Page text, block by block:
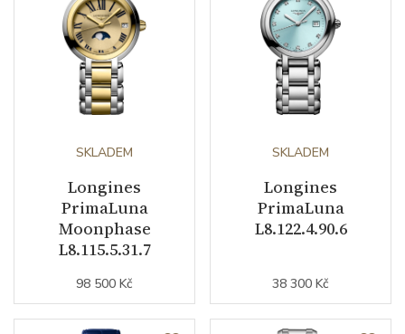
Váha (g)
Záruční doba
nepodnikatelé (měsíců)
SKLADEM
Longines
PrimaLuna
Moonphase
L8.115.5.31.7
98 500 Kč
SKLADEM
Longines
PrimaLuna
L8.122.4.90.6
38 300 Kč